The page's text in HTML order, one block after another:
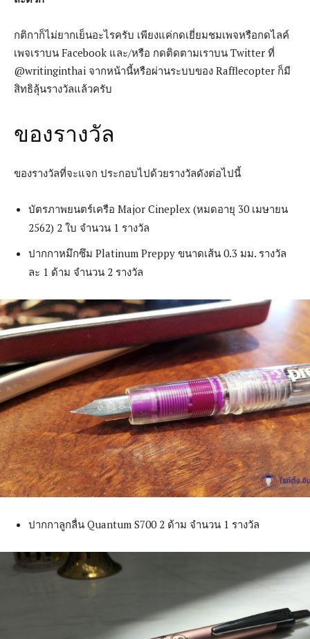
กติกาก็ไม่ยากเย็นอะไรครับ เพียงแค่กดเยี่ยมชมเพจหรือกดไลค์
เพจเราบน Facebook และ/หรือ กดติดตามเราบน Twitter ที่
@writinginthai จากหน้านี้หรือผ่านระบบของ Rafflecopter ก็มี
สิทธิลุ้นรางวัลแล้วครับ
ของรางวัล
ของรางวัลที่จะแจก ประกอบไปด้วยรางวัลดังต่อไปนี้
บัตรภาพยนตร์เครือ Major Cineplex (หมดอายุ 30 เมษายน
2562) 2 ใบ จำนวน 1 รางวัล
ปากกาหมึกซึม Platinum Preppy ขนาดเส้น 0.3 มม. รางวัล
ละ 1 ด้าม จำนวน 2 รางวัล
ปากกาลูกลื่น Quantum S700 2 ด้าม จำนวน 1 รางวัล